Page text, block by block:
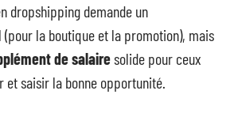
dropshipping demande un
la boutique et la promotion), mais
de salairesolide pour ceux
et saisir la bonne opportunité.